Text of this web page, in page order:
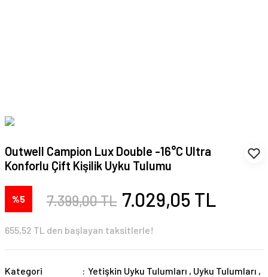
Outwell Campion Lux Double -16°C Ultra
Konforlu Çift Kişilik Uyku Tulumu
%5 7.399,00 TL 7.029,05 TL
655,52 TL den başlayan taksitlerle!
Kategori Yetişkin Uyku Tulumları , Uyku Tulumları ,